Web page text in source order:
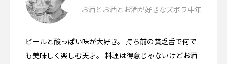
お酒とお酒とお酒が好きなズボラ中年
ビールと酸っぱい味が大好き。 持ち前の貧乏舌で何で
も美味しく楽しむ天才。 料理は得意じゃないけどお酒
2026.07.17
イ恵比寿本店」東京都目黒
2026.07.05 宮崎地鶏のもも焼きとたたき